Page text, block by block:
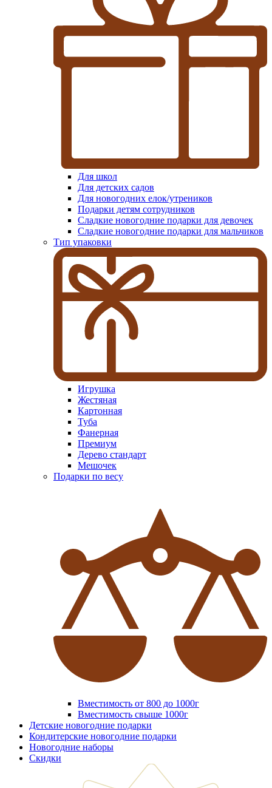
Для школ
Для детских садов
Для новогодних елок/утреников
Подарки детям сотрудников
Сладкие новогодние подарки для девочек
Сладкие новогодние подарки для мальчиков
Тип упаковки
Игрушка
Жестяная
Картонная
Туба
Фанерная
Премиум
Дерево стандарт
Мешочек
Подарки по весу
Вместимость от 800 до 1000г
Вместимость свыше 1000г
Детские новогодние подарки
Кондитерские новогодние подарки
Новогодние наборы
Скидки